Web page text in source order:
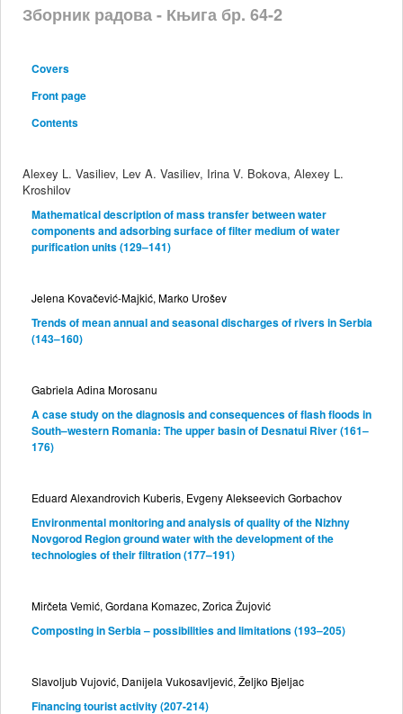
Зборник радова - Књига бр. 64-2
Covers
Front page
Contents
Alexey L. Vasiliev, Lev A. Vasiliev, Irina V. Bokova, Аlexey L.
Kroshilov
Mathematical description of mass transfer between water
components and adsorbing surface of filter medium of water
purification units (129–141)
Jelena Kovačević-Majkić, Marko Urošev
Trends of mean annual and seasonal discharges of rivers in Serbia
(143–160)
Gabriela Adina Morosanu
A case study on the diagnosis and consequences of flash floods in
South–western Romania: The upper basin of Desnatui River (161–
176)
Eduard Alexandrovich Kuberis, Evgeny Alekseevich Gorbachov
Environmental monitoring and analysis of quality of the Nizhny
Novgorod Region ground water with the development of the
technologies of their filtration (177–191)
Mirčeta Vemić, Gordana Komazec, Zorica Žujović
Composting in Serbia – possibilities and limitations (193–205)
Slavoljub Vujović, Danijela Vukosavljević, Željko Bjeljac
Financing tourist activity (207-214)